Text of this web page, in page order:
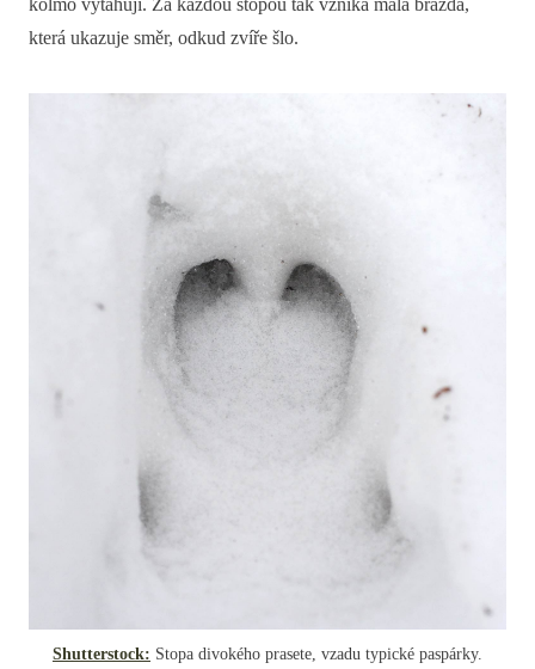
která ukazuje směr, odkud zvíře šlo.
Shutterstock: Stopa divokého prasete, vzadu typické paspárky.